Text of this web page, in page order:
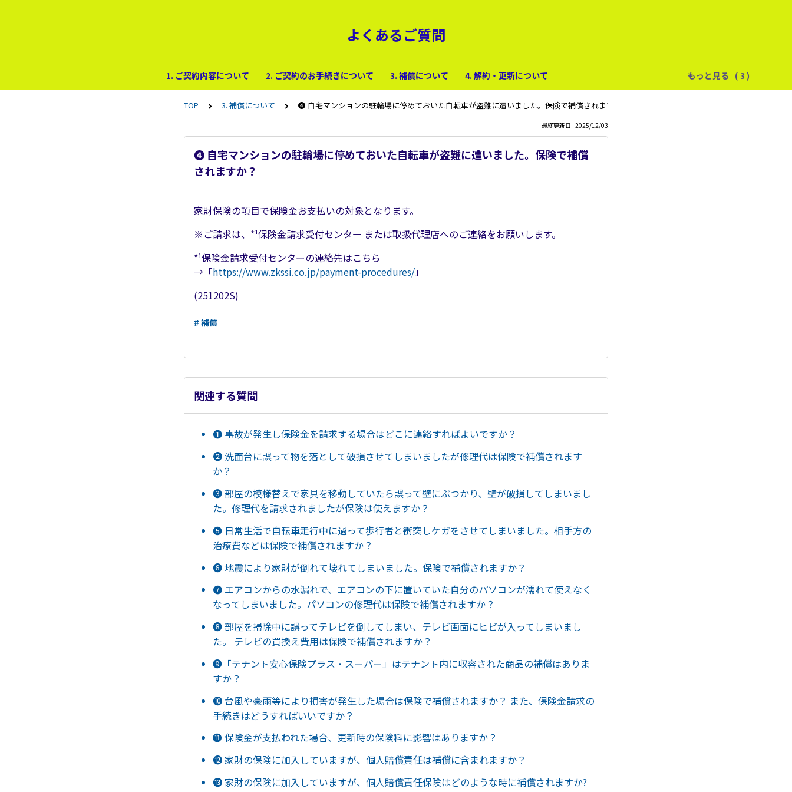
よくあるご質問
1. ご契約内容について 2. ご契約のお手続きについて 3. 補償について 4. 解約・更新について もっと見る
TOP 3. 補償について ➍ 自宅マンションの駐輪場に停めておいた自転車が盗難に遭いました。保険で補償されますか？
最終更新日 : 2025/12/03
➍ 自宅マンションの駐輪場に停めておいた自転車が盗難に遭いました。保険で補償
されますか？
家財保険の項目で保険金お支払いの対象となります。
※ご請求は、*¹保険金請求受付センター または取扱代理店へのご連絡をお願いします。
*¹保険金請求受付センターの連絡先はこちら
→「https://www.zkssi.co.jp/payment-procedures/」
(251202S)
# 補償
関連する質問
➊ 事故が発生し保険金を請求する場合はどこに連絡すればよいですか？
➋ 洗面台に誤って物を落として破損させてしまいましたが修理代は保険で補償されます
か？
❸ 部屋の模様替えで家具を移動していたら誤って壁にぶつかり、壁が破損してしまいまし
た。修理代を請求されましたが保険は使えますか？
❺ 日常生活で自転車走行中に過って歩行者と衝突しケガをさせてしまいました。相手方の
治療費などは保険で補償されますか？
❻ 地震により家財が倒れて壊れてしまいました。保険で補償されますか？
❼ エアコンからの水漏れで、エアコンの下に置いていた自分のパソコンが濡れて使えなく
なってしまいました。パソコンの修理代は保険で補償されますか？
❽ 部屋を掃除中に誤ってテレビを倒してしまい、テレビ画面にヒビが入ってしまいまし
た。 テレビの買換え費用は保険で補償されますか？
❾「テナント安心保険プラス・スーパー」はテナント内に収容された商品の補償はありま
すか？
❿ 台風や豪雨等により損害が発生した場合は保険で補償されますか？ また、保険金請求の
手続きはどうすればいいですか？
⓫ 保険金が支払われた場合、更新時の保険料に影響はありますか？
⓬ 家財の保険に加入していますが、個人賠償責任は補償に含まれますか？
⓭ 家財の保険に加入していますが、個人賠償責任保険はどのような時に補償されますか?